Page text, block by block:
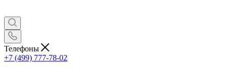
Телефоны
+7 (499) 777-78-02